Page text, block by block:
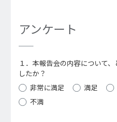
アンケート
１．本報告会の内容について
したか？
非常に満足
満足
不満